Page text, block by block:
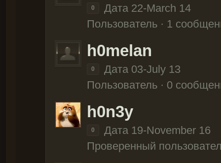
0
Дата 22-March 14
Пользователь · 1
h0melan
0
Дата 03-July 13
Пользователь · 0
h0n3y
0
Дата 19-November 16
Проверенный